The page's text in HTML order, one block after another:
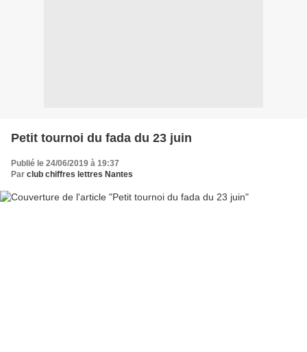
Petit tournoi du fada du 23 juin
Publié le 24/06/2019 à 19:37
Par club chiffres lettres Nantes